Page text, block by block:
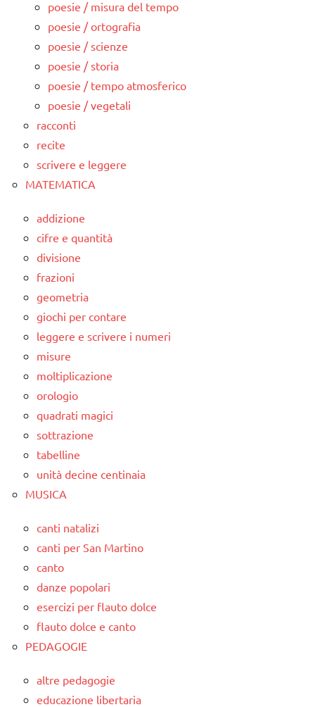
poesie / misura del tempo
poesie / ortografia
poesie / scienze
poesie / storia
poesie / tempo atmosferico
poesie / vegetali
racconti
recite
scrivere e leggere
MATEMATICA
addizione
cifre e quantità
divisione
frazioni
geometria
giochi per contare
leggere e scrivere i numeri
misure
moltiplicazione
orologio
quadrati magici
sottrazione
tabelline
unità decine centinaia
MUSICA
canti natalizi
canti per San Martino
canto
danze popolari
esercizi per flauto dolce
flauto dolce e canto
PEDAGOGIE
altre pedagogie
educazione libertaria